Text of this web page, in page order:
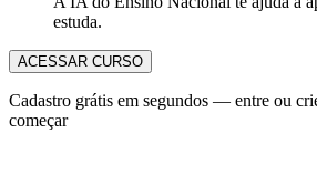
estuda.
ACESSAR CURSO
Cadastro grátis em segundos — entre ou
começar